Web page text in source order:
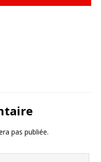
pas publiée.